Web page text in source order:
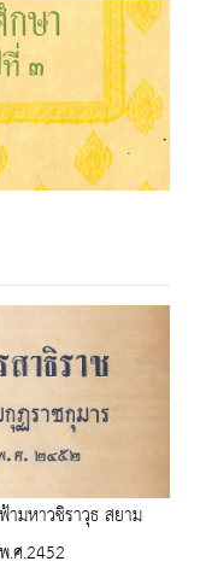
ามหาวชิราวุธ สยาม
.ศ.2452